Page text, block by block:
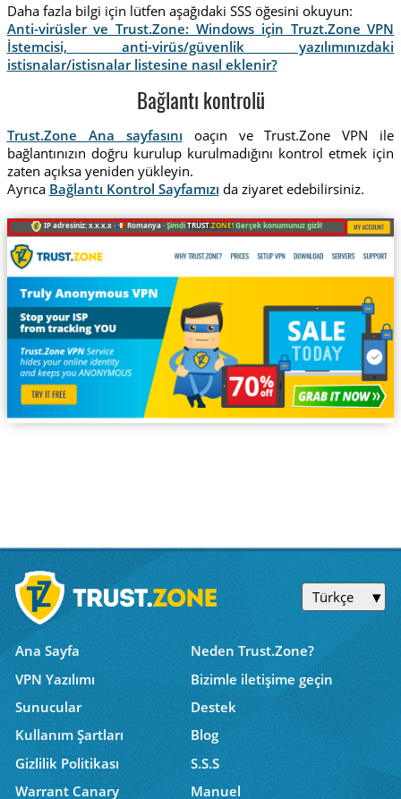
Daha fazla bilgi için lütfen aşağıdaki SSS öğesini okuyun:
Anti-virüsler ve Trust.Zone: Windows için Truzt.Zone VPN
İstemcisi, anti-virüs/güvenlik yazılımınızdaki
istisnalar/istisnalar listesine nasıl eklenir?
Bağlantı kontrolü
Trust.Zone Ana sayfasını oaçın ve Trust.Zone VPN ile
bağlantınızın doğru kurulup kurulmadığını kontrol etmek için
zaten açıksa yeniden yükleyin.
Ayrıca Bağlantı Kontrol Sayfamızı da ziyaret edebilirsiniz.
IP adresiniz: x.x.x.x · Romanya ·ŞimdiTRUST.ZONE! Gerçek konumunuz gizli!
Türkçe
Ana Sayfa
Neden Trust.Zone?
VPN Yazılımı
Bizimle iletişime geçin
Sunucular
Destek
Kullanım Şartları
Blog
Gizlilik Politikası
S.S.S
Warrant Canary
Manuel